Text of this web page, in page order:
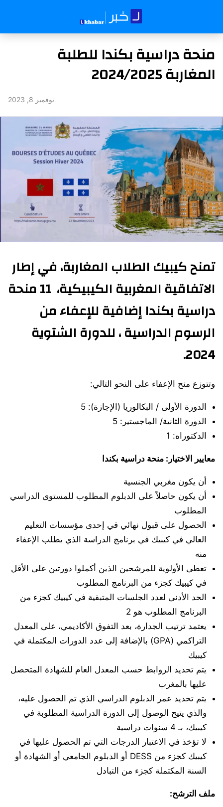
منحة دراسية بكندا للطلبة
المغاربة 2024/2025
نوفمبر 8, 2023
تمنح كيبيك الطلاب المغاربة، في إطار
الاتفاقية المغربية الكيبيكية،
11 منحة
دراسية بكندا إضافية للإعفاء من
الرسوم الدراسية، للدورة الشتوية
2024.
وتتوزع منح الإعفاء على النحو التالي:
الدورة الأولى / البكالوريا (الإجازة): 5
الدورة الثانية/ الماجستير: 5
الدكتوراه: 1
معايير الاختيار: منحة دراسية بكندا
أن يكون مغربي الجنسية
أن يكون حاصلاً على الدبلوم المطلوب للمستوى الدراسي
المطلوب
الحصول على قبول نهائي في إحدى مؤسسات التعليم
العالي في كيبيك في برنامج الدراسة الذي يطلب الإعفاء
منه
تعطى الأولوية للمرشحين الذين أكملوا دورتين على الأقل
في كيبيك كجزء من البرنامج المطلوب
الحد الأدنى لعدد الجلسات المتبقية في كيبيك كجزء من
البرنامج المطلوب هو 2
يعتمد ترتيب الجدارة، بعد التفوق الأكاديمي، على المعدل
التراكمي (GPA) بالإضافة إلى عدد الدورات المكتملة في
كيبيك
يتم تحديد الروابط حسب المعدل العام للشهادة المتحصل
عليها بالمغرب
يتم تحديد عمر الدبلوم الدراسي الذي تم الحصول عليه،
والذي يتيح الوصول إلى الدورة الدراسية المطلوبة في
كيبيك، بـ 4 سنوات دراسية
لا تؤخذ في الاعتبار الدرجات التي تم الحصول عليها في
كيبيك كجزء من DESS أو الدبلوم الجامعي أو الشهادة أو
السنة المكتملة كجزء من التبادل
ملف الترشح: